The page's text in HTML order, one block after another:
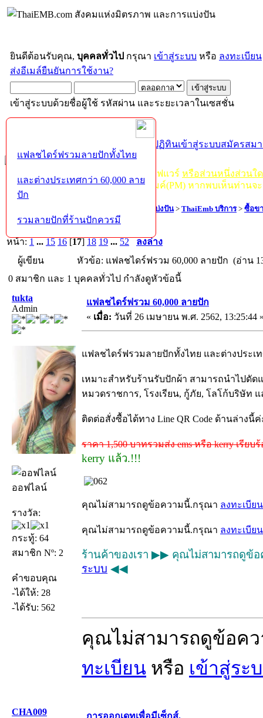
ยินดีต้อนรับคุณ, บุคคลทั่วไป กรุณา เข้าสู่ระบบ หรือ ลงทะเบียน
ส่งอีเมล์ยืนยันการใช้งาน?
เข้าสู่ระบบด้วยชื่อผู้ใช้ รหัสผ่าน และระยะเวลาในเซสชั่น
ปฏิทินเข้าสู่ระบบสมัครสม
กฏ-กติกา ห้ามจำหน่าย, จ่ายแจก ซอฟแวร์ หรือส่วนหนึ่งส่วนใ
ไม่ว่าจะเป็นทางหน้าบอร์ด หรือหลังไมค์(PM) หากพบเห็นท่านจ
ThaiEMB.com สังคมแห่งมิตรภาพ และการแบ่งปัน> ThaiEmb บริการ> ซื้อข
60,000 ลายปัก
หน้า: 1 ... 15 16 [17] 18 19 ... 52
ลงล่าง
ผู้เขียน
หัวข้อ: แฟลชไดร์ฟรวม 60,000 ลายปัก (อ่าน
0 สมาชิก และ 1 บุคคลทั่วไป กำลังดูหัวข้อนี้
tukta
Admin
ออฟไลน์
รางวัล:
กระทู้: 64
สมาชิก Nº: 2
คำขอบคุณ
-ได้ให้: 28
-ได้รับ: 562
แฟลชไดร์ฟรวม 60,000 ลายปัก
« เมื่อ: วันที่ 26 เมษายน พ.ศ. 2562, 13:25:44
แฟลชไดร์ฟรวมลายปักทั้งไทย และต่างประเท
เหมาะสำหรับร้านรับปักผ้า สามารถนำไปดั
หมวดราชการ, โรงเรียน, กู้ภัย, โลโก้บริษัท
ติดต่อสั่งซื้อได้ทาง Line QR Code ด้านล่างนี้ค่
ราคา 1,500 บาทรวมส่ง ems หรือ kerry เรียบ
kerry แล้ว.!!!
คุณไม่สามารถดูข้อความนี้.กรุณา ลงทะเบียน
คุณไม่สามารถดูข้อความนี้.กรุณา ลงทะเบียน
ร้านค้าของเรา ▶▶ คุณไม่สามารถดูข้
ระบบ ◀◀
คุณไม่สามารถดูข้อค
ทะเบียน หรือ เข้าสู่ระ
CHA009
การออกเดทเพื่อมีเซ็กส์.
แฟลชไดร์ฟรวมลายปักทั้งไทย
และต่างประเทศกว่า 60,000 ลาย
ปัก
รวมลายปักที่ร้านปักควรมี